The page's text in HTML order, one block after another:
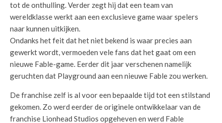
tot de onthulling. Verder zegt hij dat een team van
wereldklasse werkt aan een exclusieve game waar spelers
naar kunnen uitkijken.
Ondanks het feit dat het niet bekend is waar precies aan
gewerkt wordt, vermoeden vele fans dat het gaat om een
nieuwe Fable-game. Eerder dit jaar verschenen namelijk
geruchten dat Playground aan een nieuwe Fable zou werken.
De franchise zelf is al voor een bepaalde tijd tot een stilstand
gekomen. Zo werd eerder de originele ontwikkelaar van de
franchise Lionhead Studios opgeheven en werd Fable